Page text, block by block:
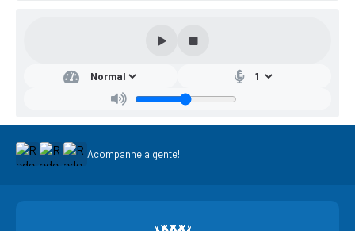
Acompanhe a gente!